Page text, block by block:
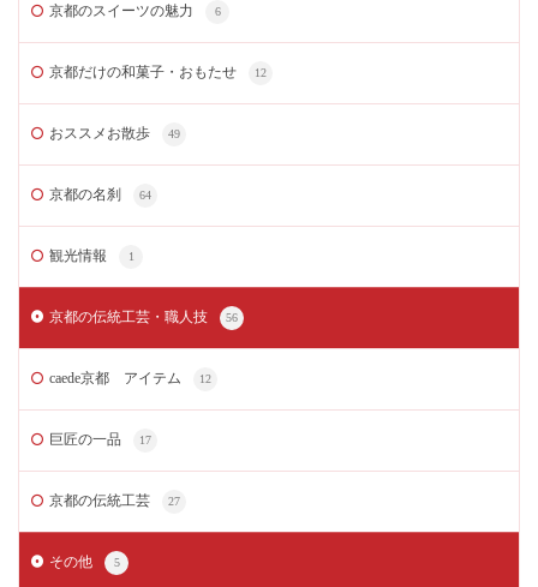
京都のスイーツの魅力 6
京都だけの和菓子・おもたせ 12
おススメお散歩 49
京都の名刹 64
観光情報 1
京都の伝統工芸・職人技 56
caede京都 アイテム 12
巨匠の一品 17
京都の伝統工芸 27
その他 5